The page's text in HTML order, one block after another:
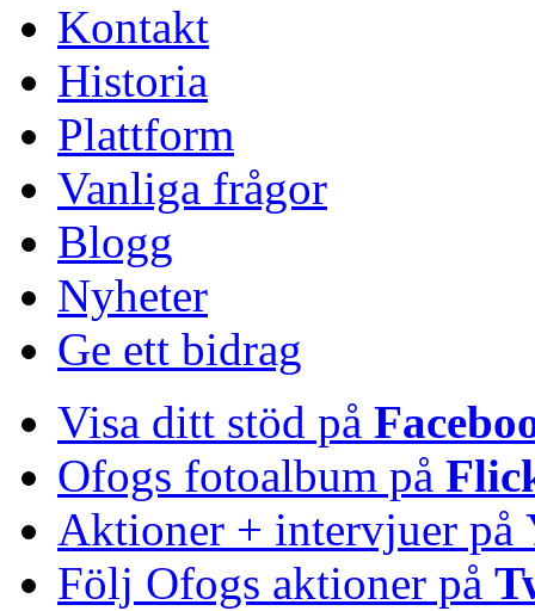
Kontakt
Historia
Plattform
Vanliga frågor
Blogg
Nyheter
Ge ett bidrag
Visa ditt stöd på
Ofogs fotoalbum på
Aktioner + intervjuer på
Följ Ofogs aktioner på